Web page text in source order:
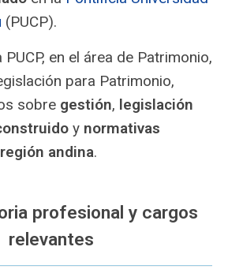
(PUCP).
PUCP, en el área de Patrimonio,
para Patrimonio,
sobre gestión, legislación
y normativas
andina.
profesional y cargos
relevantes